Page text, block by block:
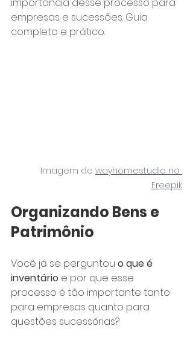
empresas e sucessões. Guia
completo e prático.
Imagem de wayhomestudio no
Freepik
Organizando Bens e
Patrimônio
Você já se perguntou o que é
inventário e por que esse
processo é tão importante tanto
para empresas quanto para
questões sucessórias?